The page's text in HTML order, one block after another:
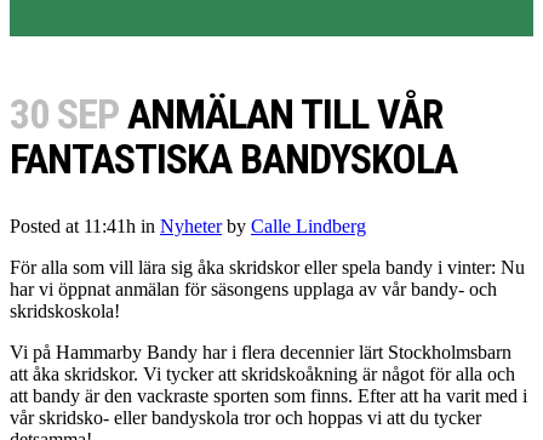
30 SEPANMÄLAN TILL VÅR
FANTASTISKA BANDYSKOLA
Posted at 11:41h in Nyheter by Calle Lindberg
För alla som vill lära sig åka skridskor eller spela bandy i vinter: Nu
har vi öppnat anmälan för säsongens upplaga av vår bandy- och
skridskoskola!
Vi på Hammarby Bandy har i flera decennier lärt Stockholmsbarn
att åka skridskor. Vi tycker att skridskoåkning är något för alla och
att bandy är den vackraste sporten som finns. Efter att ha varit med i
vår skridsko- eller bandyskola tror och hoppas vi att du tycker